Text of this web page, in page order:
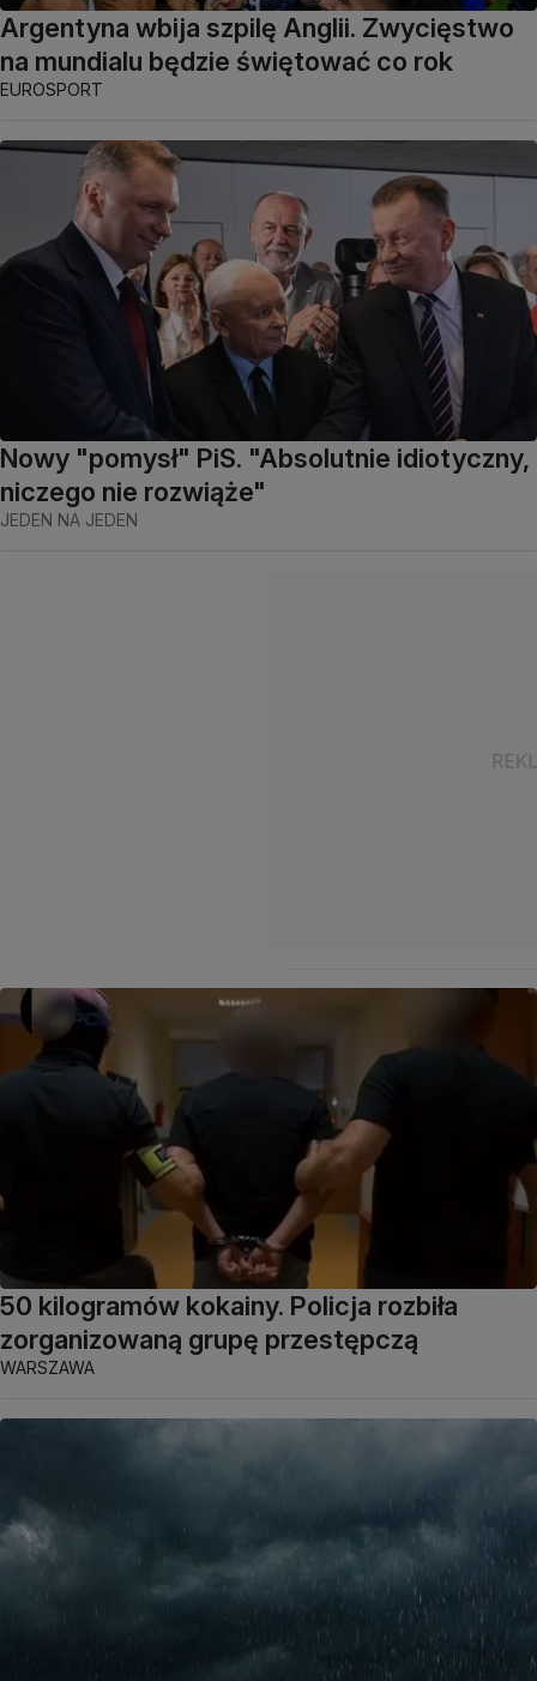
Argentyna wbija szpilę Anglii. Zwycięstwo
na mundialu będzie świętować co rok
EUROSPORT
Nowy "pomysł" PiS. "Absolutnie idiotyczny,
niczego nie rozwiąże"
JEDEN NA JEDEN
50 kilogramów kokainy. Policja rozbiła
zorganizowaną grupę przestępczą
WARSZAWA